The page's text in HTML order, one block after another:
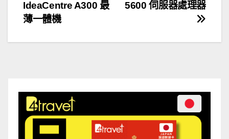
章
導
5600 伺服器處理器
IdeaCentre A300 最
薄一體機